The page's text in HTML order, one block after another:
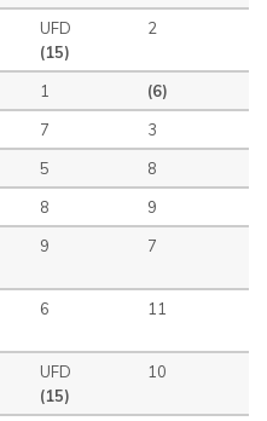
UFD
(15)
2
1
(6)
7
3
5
8
8
9
9 7
6 11
UFD
(15)
10